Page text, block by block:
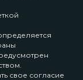
свое согласие